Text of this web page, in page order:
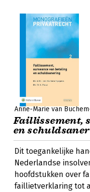
Anne-Marie van
Faillissement,
en
Dit toegankelijke
Nederlandse
hoofdstukken over
faillietverklaring tot